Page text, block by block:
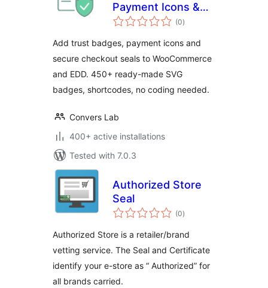
Payment Icons &
Secure Checkout
WooCommerce
(0total
ratings
)
Add trust badges, payment icons and
secure checkout seals to WooCommerce
and EDD. 450+ ready-made SVG
badges, shortcodes, no coding needed.
Convers Lab
400+ active installations
Tested with 7.0.3
Authorized Store
Seal
(0total
ratings
)
Authorized Store is a retailer/brand
vetting service. The Seal and Certificate
identify your e-store as “ Authorized” for
all brands carried.